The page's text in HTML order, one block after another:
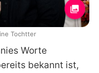
Worte
bekannt ist,
Tochtter